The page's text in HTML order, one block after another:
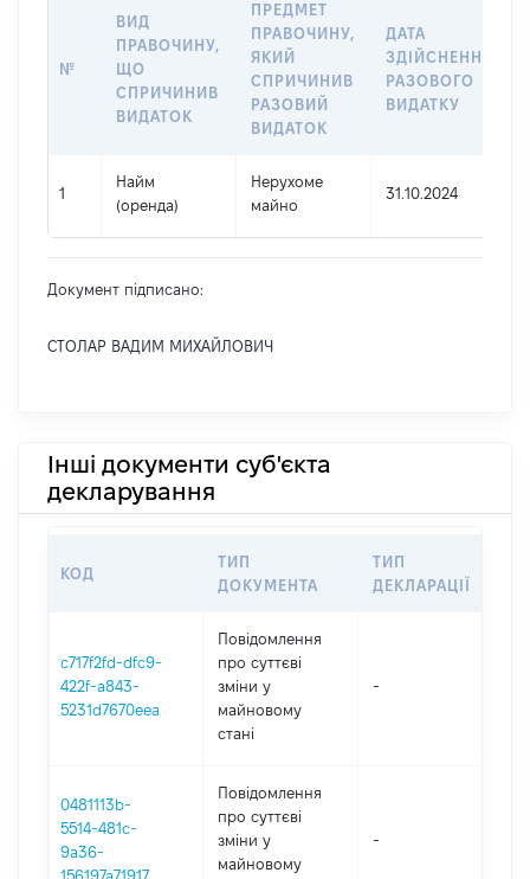
№
ВИД
ПРАВОЧИНУ,
ЩО
СПРИЧИНИВ
ВИДАТОК
ПРЕДМЕТ
ПРАВОЧИНУ,
ЯКИЙ
СПРИЧИНИВ
РАЗОВИЙ
ВИДАТОК
ДАТА
ЗДІЙСНЕННЯ
РАЗОВОГО
ВИДАТКУ
1
Найм
(оренда)
Нерухоме
майно
31.10.2024
Документ підписано:
СТОЛАР ВАДИМ МИХАЙЛОВИЧ
Інші документи суб'єкта
декларування
КОД
ТИП
ДОКУМЕНТА
ТИП
ДЕКЛАРАЦІЇ
c717f2fd-dfc9-
422f-a843-
5231d7670eea
Повідомлення
про суттєві
зміни y
майновому
стані
-
0481113b-
5514-481c-
9a36-
156197a71917
Повідомлення
про суттєві
зміни y
майновому
-